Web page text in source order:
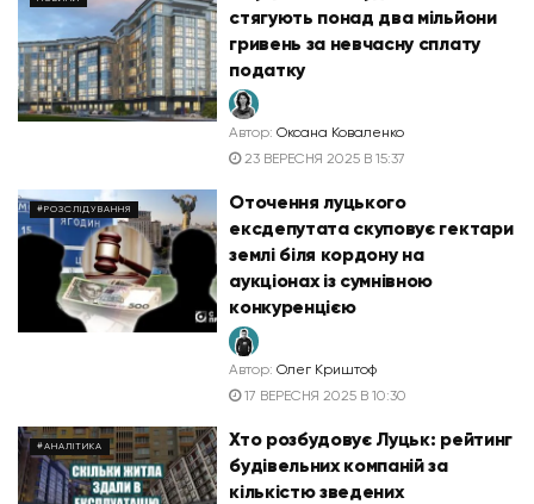
стягують понад два мільйони
гривень за невчасну сплату
податку
Автор: Оксана Коваленко
23 ВЕРЕСНЯ 2025 В 15:37
#РОЗСЛІДУВАННЯ
Оточення луцького
ексдепутата скуповує гектари
землі біля кордону на
аукціонах із сумнівною
конкуренцією
Автор: Олег Криштоф
17 ВЕРЕСНЯ 2025 В 10:30
#АНАЛІТИКА
Хто розбудовує Луцьк: рейтинг
будівельних компаній за
кількістю зведених